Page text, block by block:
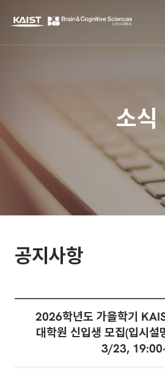
소식
공지사항
2026학년도 가을학기
대학원 신입생 모집(입시설
3/23,